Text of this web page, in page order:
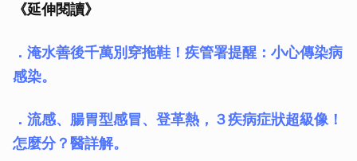
《延伸閱讀》
．淹水善後千萬別穿拖鞋！疾管署提醒：小心傳染病
感染。
．流感、腸胃型感冒、登革熱，３疾病症狀超級像！
怎麼分？醫詳解。